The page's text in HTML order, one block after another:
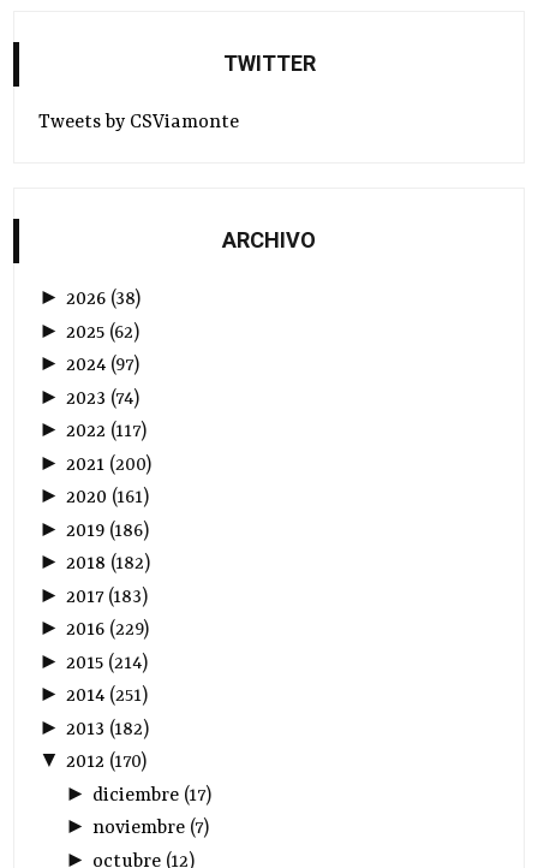
TWITTER
Tweets by CSViamonte
ARCHIVO
►2026 (38)
► 2025 (62)
►2024 (97)
► 2023 (74)
►2022 (117)
► 2021 (200)
►2020 (161)
► 2019 (186)
►2018 (182)
► 2017(183)
►2016 (229)
► 2015 (214)
►2014 (251)
► 2013 (182)
▼2012 (170)
► diciembre(17)
► noviembre(7)
► octubre(12)